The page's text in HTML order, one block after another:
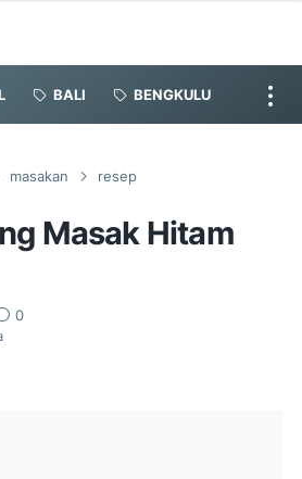
BALI BENGKULU
masakan resep
Masak Hitam
0